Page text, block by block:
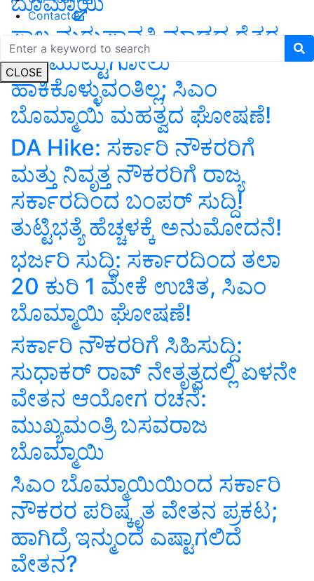
Contact
CLOSE
ಸಾಲ ಮರುಪಾವತಿ ಮಾಡದ ರೈತರ
ಆಸ್ತಿ ಮುಟ್ಟುಗೋಲು
ಹಾಕಿಕೊಳ್ಳುವಂತಿಲ್ಲ; ಸಿಎಂ
ಬೊಮ್ಮಾಯಿ ಮಹತ್ವದ ಘೋಷಣೆ!
DA Hike: ಸರ್ಕಾರಿ ನೌಕರರಿಗೆ
ಮತ್ತು ನಿವೃತ್ತ ನೌಕರರಿಗೆ ರಾಜ್ಯ
ಸರ್ಕಾರದಿಂದ ಬಂಪರ್‌ ಸುದ್ದಿ!
ತುಟ್ಟಿಭತ್ಯೆ ಹೆಚ್ಚಳಕ್ಕೆ ಅನುಮೋದನೆ!
ಭರ್ಜರಿ ಸುದ್ದಿ: ಸರ್ಕಾರದಿಂದ ತಲಾ
20 ಕುರಿ 1 ಮೇಕೆ ಉಚಿತ, ಸಿಎಂ
ಬೊಮ್ಮಾಯಿ ಘೋಷಣೆ!
ಸರ್ಕಾರಿ ನೌಕರರಿಗೆ ಸಿಹಿಸುದ್ದಿ:
ಸುಧಾಕರ್ ರಾವ್ ನೇತೃತ್ವದಲ್ಲಿ ಏಳನೇ
ವೇತನ ಆಯೋಗ ರಚನೆ:
ಮುಖ್ಯಮಂತ್ರಿ ಬಸವರಾಜ
ಬೊಮ್ಮಾಯಿ
ಸಿಎಂ ಬೊಮ್ಮಾಯಿಯಿಂದ ಸರ್ಕಾರಿ
ನೌಕರರ ಪರಿಷ್ಕೃತ ವೇತನ ಪ್ರಕಟ;
ಹಾಗಿದ್ರೆ ಇನ್ಮುಂದೆ ಎಷ್ಟಾಗಲಿದೆ
ವೇತನ?